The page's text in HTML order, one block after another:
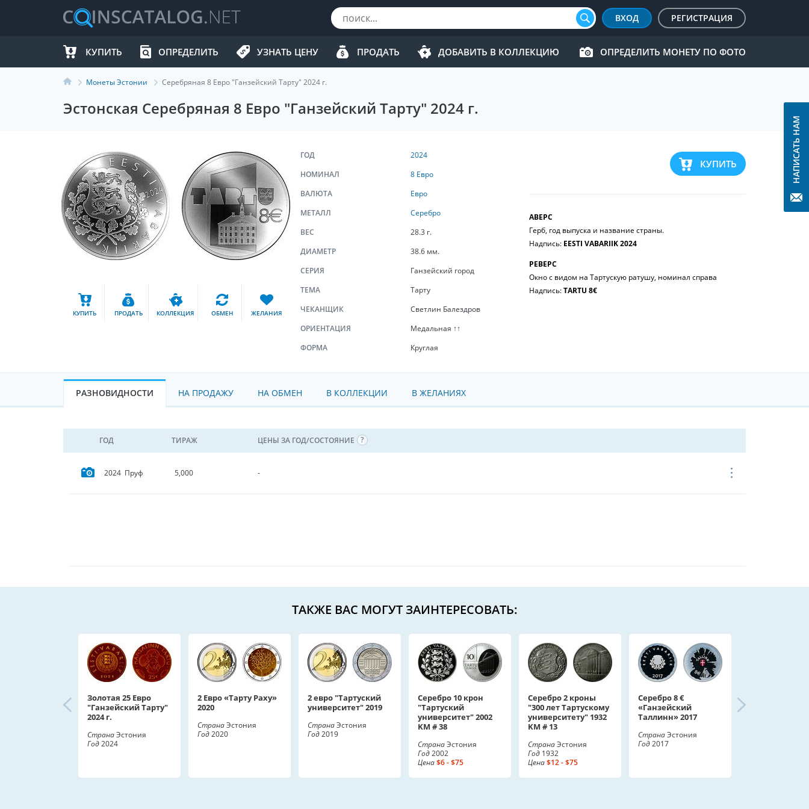
ВХОД РЕГИСТРАЦИЯ
КУПИТЬ ОПРЕДЕЛИТЬ УЗНАТЬ ЦЕНУ ПРОДАТЬ ДОБАВИТЬ В КОЛЛЕКЦИЮ ОПРЕДЕЛИТЬ МОНЕТУ ПО ФОТО
Монеты Эстонии Серебряная 8 Евро "Ганзейский Тарту" 2024 г.
Эстонская Серебряная 8 Евро "Ганзейский Тарту" 2024 г.
КУПИТЬ ПРОДАТЬ КОЛЛЕКЦИЯ ОБМЕН ЖЕЛАНИЯ
КУПИТЬ
АВЕРС
Герб, год выпуска и название страны.
Надпись: EESTI VABARIIK 2024
РЕВЕРС
Окно с видом на Тартускую ратушу, номинал справа
Надпись:TARTU 8€
ГОД
2024
НОМИНАЛ
8 Евро
ВАЛЮТА
Евро
МЕТАЛЛ
Серебро
ВЕС
28.3 г.
ДИАМЕТР
38.6 мм.
СЕРИЯ
Ганзейский город
ТЕМА
Тарту
ЧЕКАНЩИК
Светлин Балездров
ОРИЕНТАЦИЯ
Медальная ↑↑
ФОРМА
Круглая
РАЗНОВИДНОСТИ НА ПРОДАЖУ НА ОБМЕН В КОЛЛЕКЦИИ В ЖЕЛАНИЯХ
ГОД ТИРАЖ ЦЕНЫ ЗА ГОД/СОСТОЯНИЕ
2024 Пруф 5,000 -
ТАКЖЕ ВАС МОГУТ ЗАИНТЕРЕСОВАТЬ:
Золотая 25 Евро
"Ганзейский Тарту"
2024 г.
СтранаЭстония
Год2024
2 Евро «Тарту Раху»
2020
СтранаЭстония
Год2020
2 евро "Тартуский
университет" 2019
СтранаЭстония
Год2019
Серебро 10 крон
"Тартуский
университет" 2002
KM # 38
СтранаЭстония
Год2002
Цена$6 - $75
Серебро 2 кроны
"300 лет Тартускому
университету" 1932
KM # 13
СтранаЭстония
Год 1932
Цена$12 - $75
Серебро 8 €
«Ганзейский
Таллинн» 2017
СтранаЭстония
Год2017
НАПИСАТЬ НАМ